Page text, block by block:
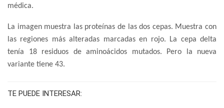
médica.
La imagen muestra las proteínas de las dos cepas. Muestra con
las regiones más alteradas marcadas en rojo. La cepa delta
tenía 18 residuos de aminoácidos mutados. Pero la nueva
variante tiene 43.
TE PUEDE INTERESAR: